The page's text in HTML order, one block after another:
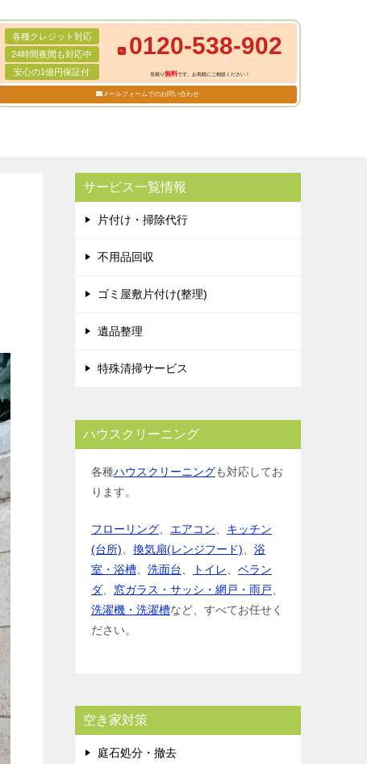
各種クレジット対応
24時間夜間も対応中
安心の1億円保証付
0120-538-902
見積り無料です。お気軽にご相談ください！
メールフォームでのお問い合わせ
サービス一覧情報
片付け・掃除代行
不用品回収
ゴミ屋敷片付け(整理)
遺品整理
特殊清掃サービス
ハウスクリーニング
各種ハウスクリーニングも対応してお
ります。
フローリング エアコン
キッチン
(台所)
換気扇(レンジフード)
浴
室・浴槽
洗面台 トイレ
ベラン
ダ
窓ガラス・サッシ・網戸・雨戸
洗濯機・洗濯槽など、すべてお任せく
ださい。
空き家対策
庭石処分・撤去